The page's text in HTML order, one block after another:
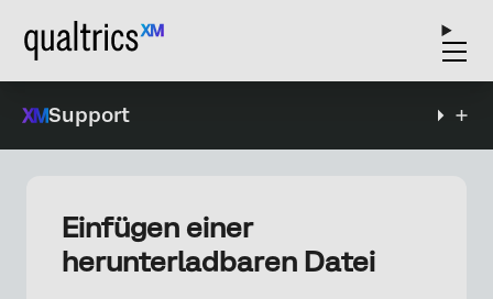
Support
Einfügen einer
herunterladbaren Datei